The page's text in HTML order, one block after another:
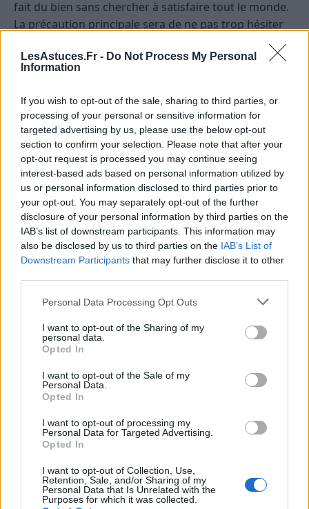
LesAstuces.Fr - Do Not Process My Personal
Information
If you wish to opt-out of the sale, sharing to third parties, or
processing of your personal or sensitive information for
targeted advertising by us, please use the below opt-out
section to confirm your selection. Please note that after your
opt-out request is processed you may continue seeing
interest-based ads based on personal information utilized by
us or personal information disclosed to third parties prior to
your opt-out. You may separately opt-out of the further
disclosure of your personal information by third parties on the
IAB’s list of downstream participants. This information may
also be disclosed by us to third parties on the IAB’s List of
Downstream Participants that may further disclose it to other
Personal Data Processing Opt Outs
I want to opt-out of the Sharing of my
personal data.
Opted In
I want to opt-out of the Sale of my
Personal Data.
Opted In
I want to opt-out of processing my
Personal Data for Targeted Advertising.
Opted In
I want to opt-out of Collection, Use,
Retention, Sale, and/or Sharing of my
Personal Data that Is Unrelated with the
Purposes for which it was collected.
fait du bien sans chercher à satisfaire tout le monde.
La précaution principale sera de ne pas trop hésiter
option, vous risquez de retarder une décision qui
gagnerait à être prise avec confiance et souplesse.
Scorpion— Les astres de la journée renforcent votre
perception des mouvements souterrains, des
intentions implicites et des changements en
préparation. Ce climat peut être très utile si vous
l’employez pour observer avec lucidité plutôt que
pour vous tendre inutilement. Vous pourriez
ressentir qu’un cap intérieur est en train de se
modifier, même si les signes extérieurs restent
encore discrets. Une opportunité intéressante peut
apparaître dans une discussion franche, une
révélation progressive ou un choix qui vous permet
de fermer une porte devenue trop étroite. Côté
constructive si vous lui donnez un cadre. Évitez de
laisser une contrariété mineure prendre trop de
féconde que les sous-entendus. La prudence du jour
concerne les réactions excessives face à un détail ou
à une attente non comblée. En gardant votre calme,
vous verrez plus clairement ce qui mérite vraiment
votre énergie.
Sagittaire— Le 08 May 2026 apporte une tonalité
d’ouverture, de mouvement et de respiration. Vous